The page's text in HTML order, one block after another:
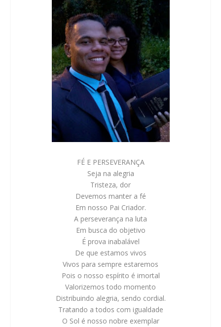
FÉ E PERSEVERANÇA
Seja na alegria
Tristeza, dor
Devemos manter a fé
Em nosso Pai Criador.
A perseverança na luta
Em busca do objetivo
É prova inabalável
De que estamos vivos
Vivos para sempre estaremos
Pois o nosso espírito é imortal
Valorizemos todo momento
Distribuindo alegria, sendo cordial.
Tratando a todos com igualdade
O Sol é nosso nobre exemplar